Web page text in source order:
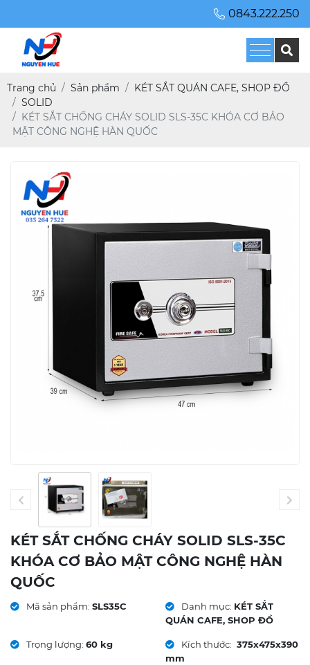
0843.222.250
Trang chủ Sản phẩm
KÉT SẮT QUÁN CAFE, SHOP ĐỒ
SOLID
KÉT SẮT CHỐNG CHÁY SOLID SLS-35C KHÓA CƠ BẢO
MẬT CÔNG NGHỆ HÀN QUỐC
KÉT SẮT CHỐNG CHÁY SOLID SLS-35C
KHÓA CƠ BẢO MẬT CÔNG NGHỆ HÀN
QUỐC
Mã sản phẩm: SLS35C Danh mục: KÉT SẮT
QUÁN CAFE, SHOP ĐỒ
Trọng lượng: 60 kg Kích thước: 375x475x390
mm